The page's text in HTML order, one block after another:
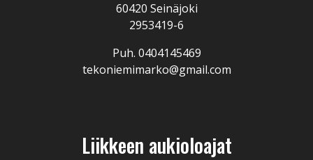
60420 Seinäjoki
2953419-6
Puh. 0404145469
tekoniemimarko@gmail.com
Liikkeen aukioloajat